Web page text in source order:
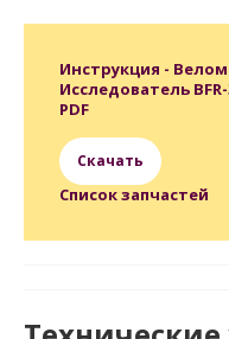
Инструкция -
Исследователь
PDF
Скачать
Список запчастей